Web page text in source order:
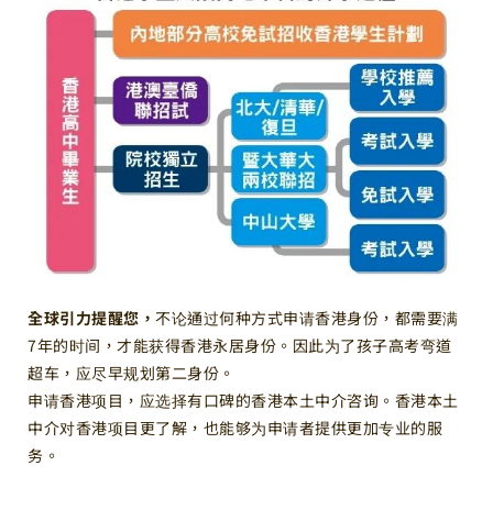
全球引力提醒您， 不论通过何种方式申请香港身份，都需要满
7年的时间，才能获得香港永居身份。因此为了孩子高考弯道
超车，应尽早规划第二身份。
申请香港项目，应选择有口碑的香港本土中介咨询。香港本土
中介对香港项目更了解，也能够为申请者提供更加专业的服
务。